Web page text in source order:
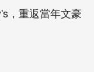
，重返當年文豪